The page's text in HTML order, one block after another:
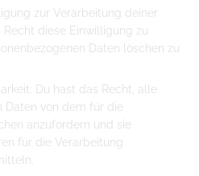
zur Verarbeitung deiner
diese Einwilligung zu
Daten löschen zu
Du hast das Recht, alle
Daten von dem für die
anzufordern und sie
für die Verarbeitung